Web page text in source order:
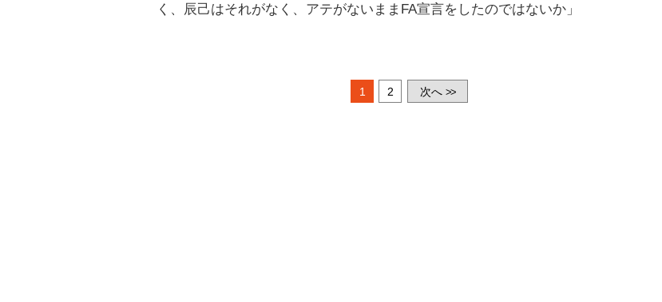
く、辰己はそれがなく、アテがないままFA宣言をしたのではないか」
1 2 次へ >>